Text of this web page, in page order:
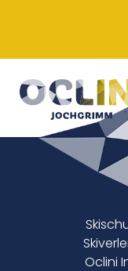
Oclini